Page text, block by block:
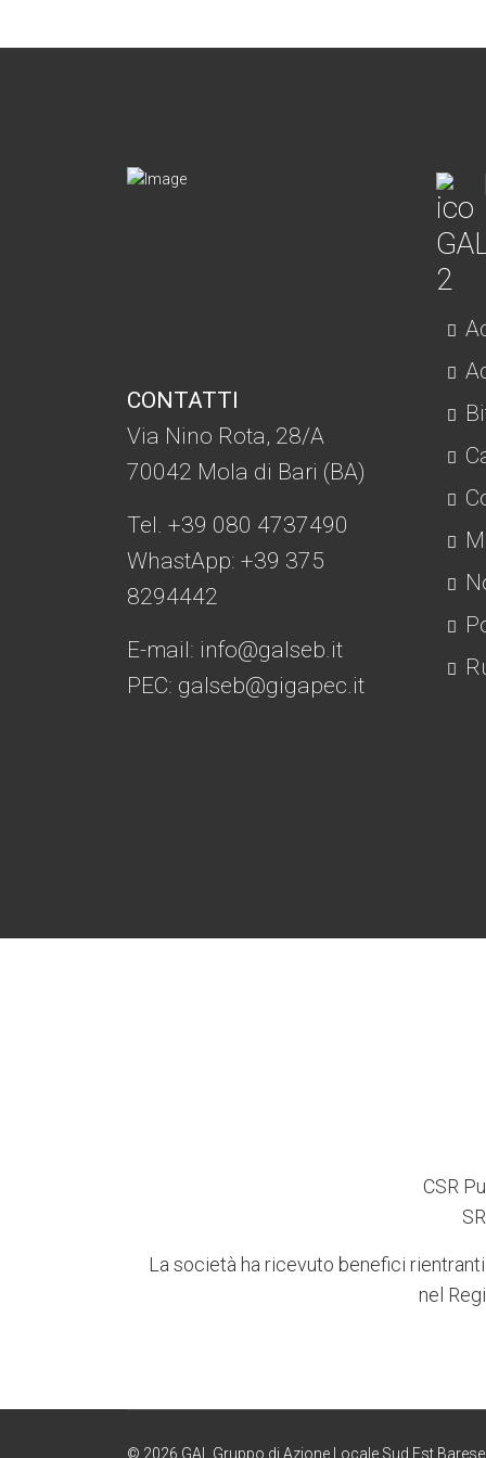
CONTATTI
Via Nino Rota, 28/A
70042 Mola di Bari (BA)
Tel. +39 080 4737490
WhastApp: +39 375
8294442
E-mail: info@galseb.it
PEC: galseb@gigapec.it
CSR
La società ha ricevuto benefici
nel
© 2026 GAL Gruppo di Azione Locale Sud Est